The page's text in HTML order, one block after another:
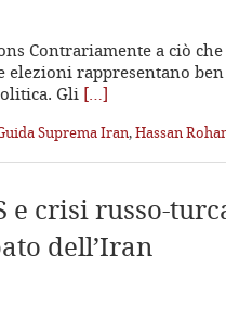
Contrariamente a ciò
elezioni rappresentano
Gli […]
Suprema Iran,Hassan
e crisi russo-
dell’Iran